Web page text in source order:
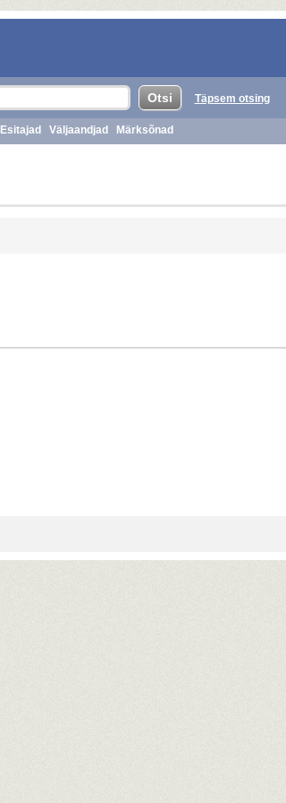
Täpsem otsing
Esitajad Väljaandjad Märksõnad